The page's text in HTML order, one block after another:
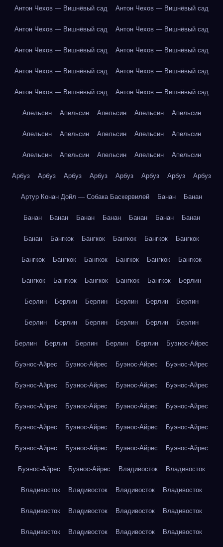
Антон Чехов — Вишнёвый сад Антон Чехов — Вишнёвый сад
Антон Чехов — Вишнёвый сад Антон Чехов — Вишнёвый сад
Антон Чехов — Вишнёвый сад Антон Чехов — Вишнёвый сад
Антон Чехов — Вишнёвый сад Антон Чехов — Вишнёвый сад
Антон Чехов — Вишнёвый сад Антон Чехов — Вишнёвый сад
Апельсин Апельсин Апельсин Апельсин Апельсин
Апельсин Апельсин Апельсин Апельсин Апельсин
Апельсин Апельсин Апельсин Апельсин Апельсин
Арбуз Арбуз Арбуз Арбуз Арбуз Арбуз Арбуз Арбуз
Артур Конан Дойл — Собака Баскервилей Банан Банан
Банан Банан Банан Банан Банан Банан Банан
Банан Бангкок Бангкок Бангкок Бангкок Бангкок
Бангкок Бангкок Бангкок Бангкок Бангкок Бангкок
Бангкок Бангкок Бангкок Бангкок Бангкок Берлин
Берлин Берлин Берлин Берлин Берлин Берлин
Берлин Берлин Берлин Берлин Берлин Берлин
Берлин Берлин Берлин Берлин Берлин Буэнос-Айрес
Буэнос-Айрес Буэнос-Айрес Буэнос-Айрес Буэнос-Айрес
Буэнос-Айрес Буэнос-Айрес Буэнос-Айрес Буэнос-Айрес
Буэнос-Айрес Буэнос-Айрес Буэнос-Айрес Буэнос-Айрес
Буэнос-Айрес Буэнос-Айрес Буэнос-Айрес Буэнос-Айрес
Буэнос-Айрес Буэнос-Айрес Буэнос-Айрес Буэнос-Айрес
Буэнос-Айрес Буэнос-Айрес Владивосток Владивосток
Владивосток Владивосток Владивосток Владивосток
Владивосток Владивосток Владивосток Владивосток
Владивосток Владивосток Владивосток Владивосток